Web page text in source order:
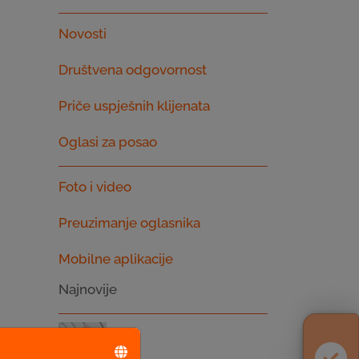
Novosti
Društvena odgovornost
Priče uspješnih klijenata
Oglasi za posao
Foto i video
Preuzimanje oglasnika
Mobilne aplikacije
Najnovije